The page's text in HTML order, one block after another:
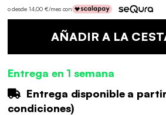
o desde 14,00 €/mes con
AÑADIR A LA
Entrega en 1 semana
Entrega disponible a
condiciones)